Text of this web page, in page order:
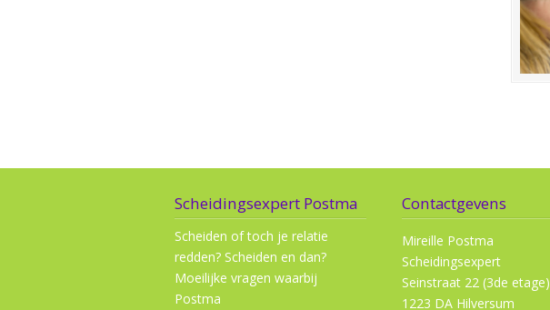
Scheidingsexpert Postma
Scheiden of toch je relatie
redden? Scheiden en dan?
Moeilijke vragen waarbij
Postma
Contactgevens
Mireille Postma
Scheidingsexpert
Seinstraat 22 (3de etage)
1223 DA Hilversum